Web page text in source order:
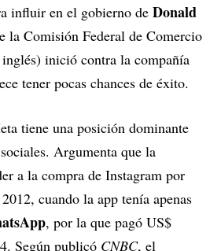
influir en el gobierno de Donald
la Comisión Federal de Comercio
inició contra la compañía
tener pocas chances de éxito.
tiene una posición dominante
Argumenta que la
a la compra de Instagram por
cuando la app tenía apenas
, por la que pagó US$
Según publicó CNBC, el